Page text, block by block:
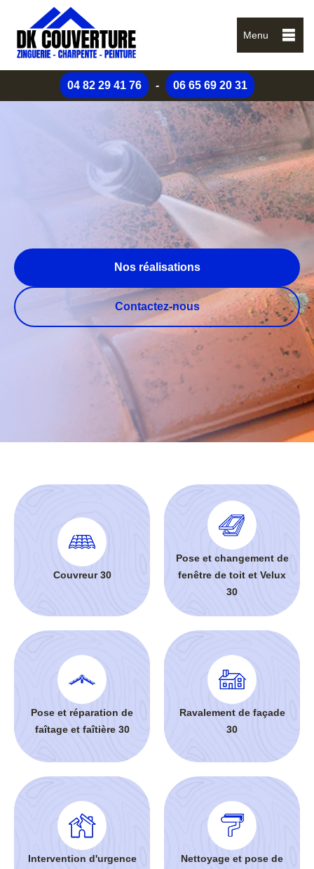
Menu
04 82 29 41 76 - 06 65 69 20 31
Nos réalisations
Contactez-nous
Couvreur 30
Pose et changement de
fenêtre de toit et Velux
30
Pose et réparation de
faîtage et faîtière 30
Ravalement de façade
30
Intervention d'urgence
Nettoyage et pose de